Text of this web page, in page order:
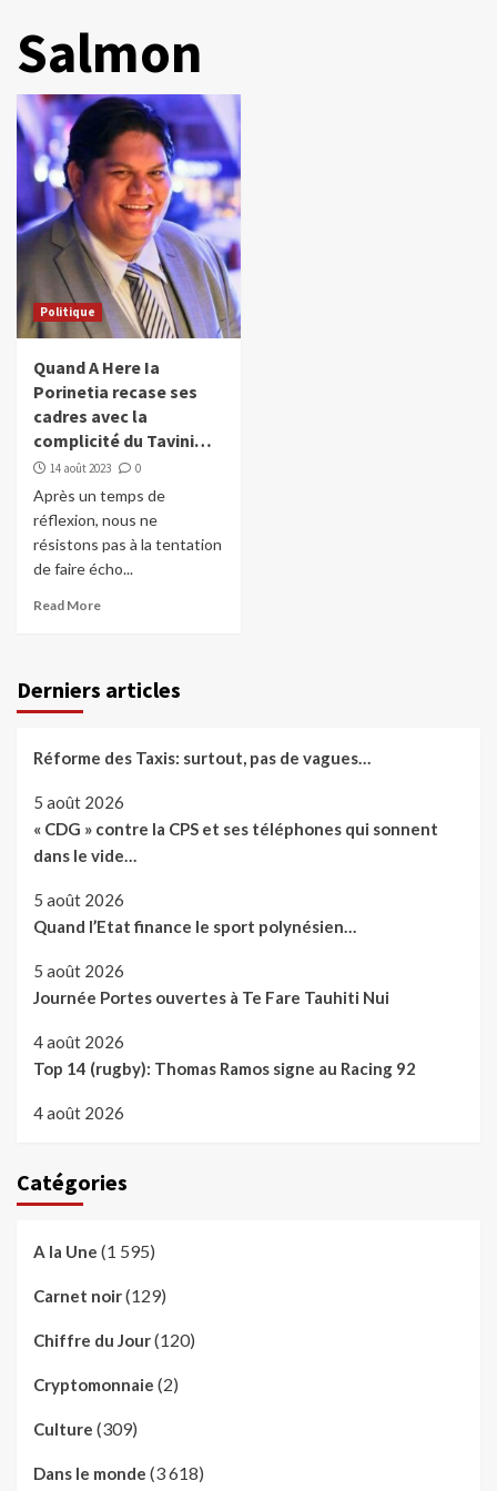
Salmon
Politique
Quand A Here Ia
Porinetia recase ses
cadres avec la
complicité du Tavini…
14 août 2023 0
Après un temps de
réflexion, nous ne
résistons pas à la tentation
de faire écho...
Read More
Derniers articles
Réforme des Taxis: surtout, pas de vagues…
5 août 2026
« CDG » contre la CPS et ses téléphones qui sonnent
dans le vide…
5 août 2026
Quand l’Etat finance le sport polynésien…
5 août 2026
Journée Portes ouvertes à Te Fare Tauhiti Nui
4 août 2026
Top 14 (rugby): Thomas Ramos signe au Racing 92
4 août 2026
Catégories
A la Une (1 595)
Carnet noir(129)
Chiffre du Jour(120)
Cryptomonnaie (2)
Culture (309)
Dans le monde (3 618)